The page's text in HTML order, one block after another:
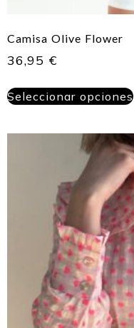
Camisa Olive Flower
36,95 €
Seleccionar opciones